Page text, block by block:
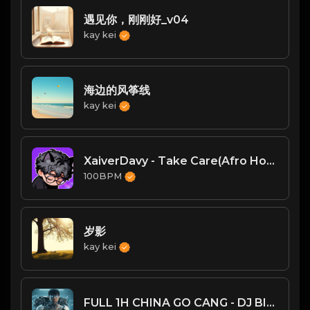
遇见你，刚刚好_v04
kay kei
海边的风筝线
kay kei
XaiverDavy - Take Care(Afro House Remix)
100BPM
岁影
kay kei
FULL 1H CHINA GO CANG - DJ BINO